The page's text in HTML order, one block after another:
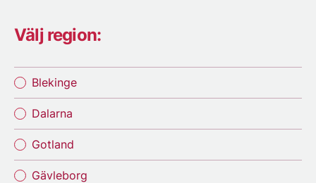
Välj region:
Blekinge
Dalarna
Gotland
Gävleborg